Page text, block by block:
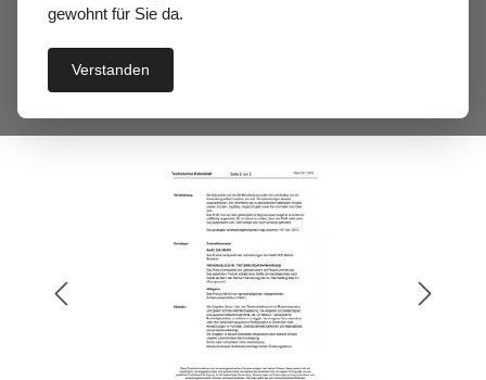
Gigo Hö: 8mm, Br: 60mm,
Zellkautschuk
selbstklebend, schwarz
Bildergalerie überspringen
gewohnt für Sie da.
Verstanden